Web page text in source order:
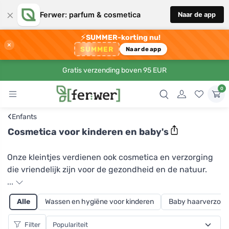
× Ferwer: parfum & cosmetica Naar de app
×
⚡SUMMER-korting nu!
SUMMER Naar de app
Gratis verzending boven 95 EUR
0
‹Enfants
Cosmetica voor kinderen en baby's
Onze kleintjes verdienen ook cosmetica en verzorging
die vriendelijk zijn voor de gezondheid en de natuur.
Daarom bieden wij bij Ferwer een assortiment
producten voor kleine en grote kinderen die puur
natuurlijk zijn, vrij van kunstmatige ingrediënten,
dierlijke producten en dierproeven. Ze verzorgen de
...
Alle Wassen en hygiëne voor kinderen Baby
Filter